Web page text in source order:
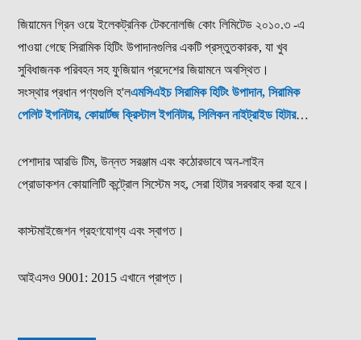
জিয়ামেন গ্রিন ওয়ে ইলেকট্রনিক টেকনোলজি কোং লিমিটেড ২০১০.৩ -এ
পাওয়া গেছে সিরামিক হিটিং উপাদানগুলির একটি প্রস্তুতকারক, যা খুব
সুবিধাজনক পরিবহন সহ ফুজিয়ান প্রদেশের জিয়ামনে অবস্থিত।
সংস্থার প্রধান পণ্যগুলি হ'লএমসিএইচ সিরামিক হিটিং উপাদান, সিরামিক
পেলিট ইগনিটার, কোয়ার্টজ ক্রিস্টাল ইগনিটার, সিলিকন নাইট্রাইড হিটার
মেটাতে কাস্টমাইজড পরিষেবাগুলিও সরবরাহ করি;
পেশাদার আরডি টিম, উন্নত সরঞ্জাম এবং কঠোরভাবে অন-লাইন
প্রোডাকশন কোয়ালিটি কন্ট্রোল সিস্টেম সহ, সেরা হিটার সরবরাহ করা হবে।
কাস্টমাইজেশন গ্রহণযোগ্য এবং স্বাগত।
আইএসও 9001: 2015 এখানে প্রাপ্ত।